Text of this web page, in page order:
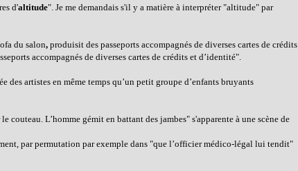
d'altitude". Je me demandais s'il y a matière à interpréter "altitude" par
du salon, produisit des passeports accompagnés de diverses cartes de crédits
accompagnés de diverses cartes de crédits et d’identité".
artistes en même temps qu’un petit groupe d’enfants bruyants
L’homme gémit en battant des jambes" s'apparente à une scène de
par permutation par exemple dans "que l’officier médico-légal lui tendit"